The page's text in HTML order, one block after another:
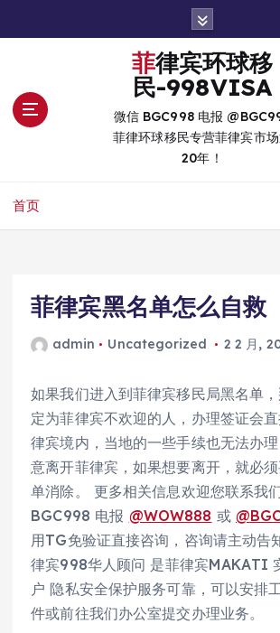
菲律宾环球移
民-998VISA
微信 BGC998 电报
菲律环球移民专营菲律宾市
20年！
首页
菲律宾黑名单怎么自救
admin Uncategorized 2 2 月,
如果我们进入到菲律宾移民局黑名单
定为菲律宾不欢迎的人，办理签证会
律宾境内，当地的一些手续也无法办
意离开菲律宾，如果想要离开，就必
单消除。 更多相关信息欢迎您联系我
BGC998 电报 @WOW888 或
用TG免验证直接咨询，咨询请主动告
律宾998华人顾问 是菲律宾MAKATI
户 隐私安全保护服务可靠，可以安排
件或前往我们办公室提交办理业务。